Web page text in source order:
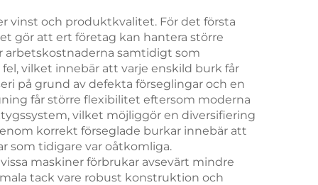
vinst och produktkvalitet. För det första
gör att ert företag kan hantera större
arbetskostnaderna samtidigt som
vilket innebär att varje enskild burk får
på grund av defekta förseglingar och en
får större flexibilitet eftersom moderna
vilket möjliggör en diversifiering
korrekt förseglade burkar innebär att
som tidigare var oåtkomliga.
maskiner förbrukar avsevärt mindre
tack vare robust konstruktion och